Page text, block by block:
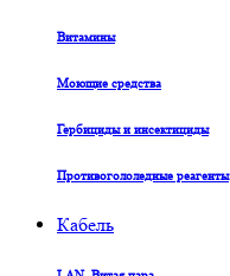
Витамины
Моющие средства
Гербициды и инсектициды
Противогололедные реагенты
Кабель